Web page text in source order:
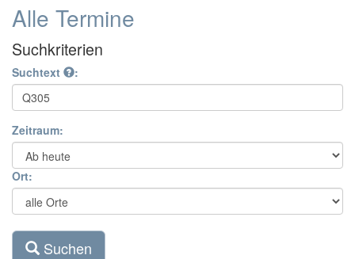
Alle Termine
Suchkriterien
Suchtext :
Zeitraum:
Ort:
Suchen